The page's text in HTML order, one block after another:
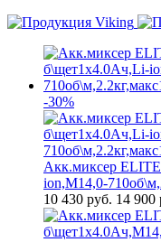
-30%
Акк.миксер
ion,М14,0-
10 430 руб. 14 900